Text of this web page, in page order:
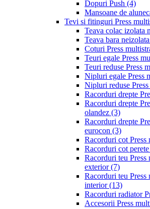
Dopuri Push (4)
Mansoane de
Tevi si fitinguri Press
Teava colac izolata
Teava bara
Coturi Press
Teuri egale Press
Teuri reduse Press
Nipluri egale Press
Nipluri reduse
Racorduri drepte
Racorduri drepte
olandez (3)
Racorduri drepte
eurocon (3)
Racorduri cot Press
Racorduri cot
Racorduri teu
exterior(7)
Racorduri teu
interior(13)
Racorduri radiator
Accesorii Press